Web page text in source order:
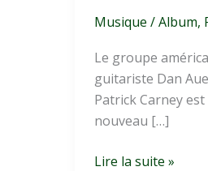
Musique /Album,
Le groupe
guitariste Dan
Patrick Carney
nouveau […]
The
Lire la suite »